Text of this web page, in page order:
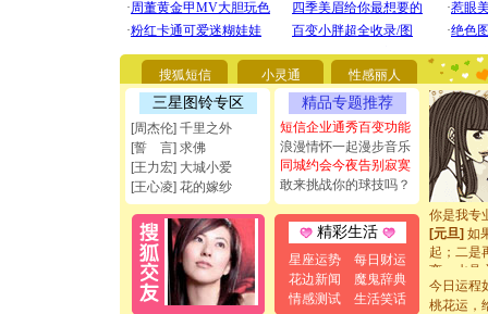
搜狐短信 小灵通 性感丽人
三星图铃专区
[周杰伦] 千里之外
[誓 言] 求佛
[王力宏] 大城小爱
[王心凌] 花的嫁纱
精品专题推荐
短信企业通秀百变功能
浪漫情怀一起漫步音乐
同城约会今夜告别寂寞
敢来挑战你的球技吗？
精彩生活
星座运势
每日财运
花边新闻
魔鬼辞典
情感测试
生活笑话
[圣诞节]
你太多
要平安！
[圣诞节]
能正大光
都要快乐
[圣诞节]
如意,快
[元旦]看
断电。爱
你是我专
[元旦]如
起；二是
离。水晶
[元旦]当
泣，这痛
今日运程
桃花运，